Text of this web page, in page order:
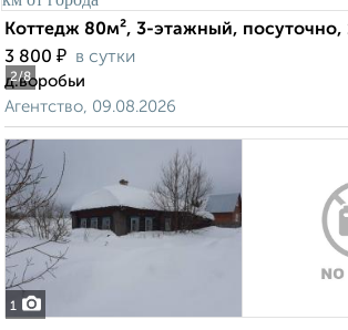
2/8
Коттедж 80м², 3-этажный, посуточно,
3 800 ₽ в сутки
д.воробьи
Агентство, 09.08.2026
1